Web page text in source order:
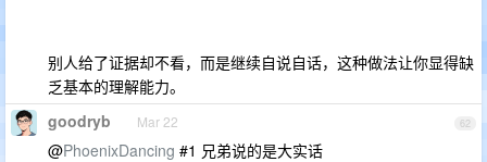
别人给了证据却不看，而是继续自说自话，这种做法让你显得缺
乏基本的理解能力。
62
goodryb Mar 22
@PhoenixDancing #1 兄弟说的是大实话